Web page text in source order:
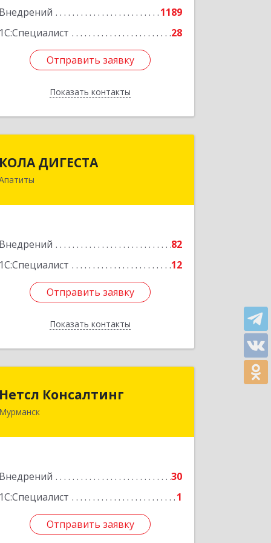
Внедрений
1189
1С:Специалист
28
Отправить заявку
Показать контакты
Отправить заявку
Назад
КОЛА ДИГЕСТА
Внедрений
82
1С:Специалист
12
Отправить заявку
Показать контакты
184209, Мурманская обл, Апатиты г,
Отправить заявку
Назад
Нетсл Консалтинг
Мурманск
Внедрений
30
1С:Специалист
1
Отправить заявку
183038, Мурманская обл, Мурманск г,
Отправить заявку